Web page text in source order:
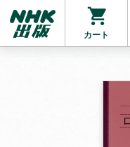
カート